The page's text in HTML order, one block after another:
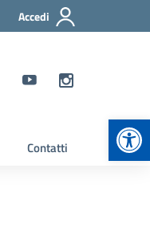
Accedi
Contatti